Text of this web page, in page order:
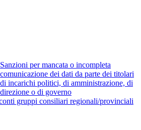
Sanzioni per mancata o incompleta
comunicazione dei dati da parte dei titolari
di incarichi politici, di amministrazione, di
direzione o di governo
gruppi consiliari regionali/provinciali